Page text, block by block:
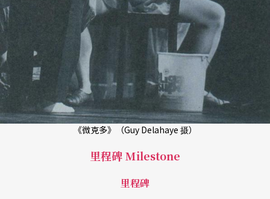
《微克多》（Guy Delahaye 摄）
里程碑 Milestone
里程碑